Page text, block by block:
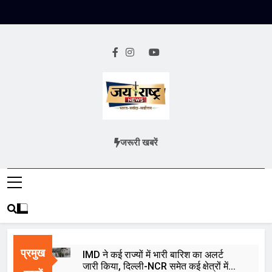
Jai Rashtra
हिंदी समाचार
जरूरी खबरें
प्रमुख
IMD ने कई राज्यों में भारी बारिश का अलर्ट
जारी किया, दिल्ली-NCR समेत कई क्षेत्रों में